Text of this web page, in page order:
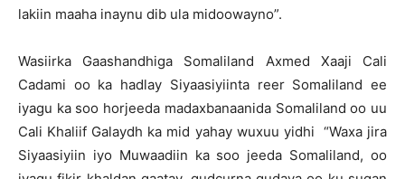
lakiin maaha inaynu dib ula midoowayno”.
Wasiirka Gaashandhiga Somaliland Axmed Xaaji Cali
Cadami oo ka hadlay Siyaasiyiinta reer Somaliland ee
iyagu ka soo horjeeda madaxbanaanida Somaliland oo uu
Cali Khaliif Galaydh ka mid yahay wuxuu yidhi “Waxa jira
Siyaasiyiin iyo Muwaadiin ka soo jeeda Somaliland, oo